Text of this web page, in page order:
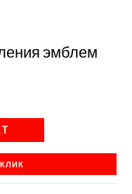
эмблем